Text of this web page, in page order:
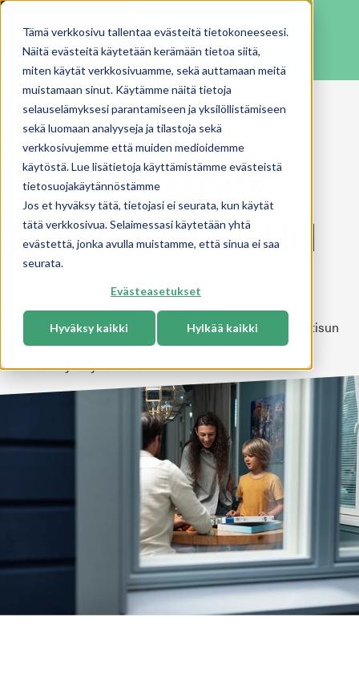
Tämä verkkosivu tallentaa evästeitä tietokoneeseesi.
Näitä evästeitä käytetään kerämään tietoa siitä,
miten käytät verkkosivuamme, sekä auttamaan meitä
muistamaan sinut. Käytämme näitä tietoja
selauselämyksesi parantamiseen ja yksilöllistämiseen
sekä luomaan analyyseja ja tilastoja sekä
verkkosivujemme että muiden medioidemme
käytöstä. Lue lisätietoja käyttämistämme evästeistä
tietosuojakäytännöstämme
Jos et hyväksy tätä, tietojasi ei seurata, kun käytät
tätä verkkosivua. Selaimessasi käytetään yhtä
evästettä, jonka avulla muistamme, että sinua ei saa
seurata.
Evästeasetukset
Hyväksy kaikki Hylkää kaikki
Renoa tuo
kotimielenrauhaa
suomalaisiin koteihin
Me olemme Renoa! Selkiyttääksemme
palvelutarjontaamme yhdistimme kaikki palvelumme
saman nimen alle syksyllä 2021. Ennen palvelimme
asiakkaitamme remonttitarpeissa nimillä Kotisun, Kotisun
Viemäripalvelut, Kotivo ja Renoa Talotekniikka – nyt
olemme yksi yhteinen Renoa.